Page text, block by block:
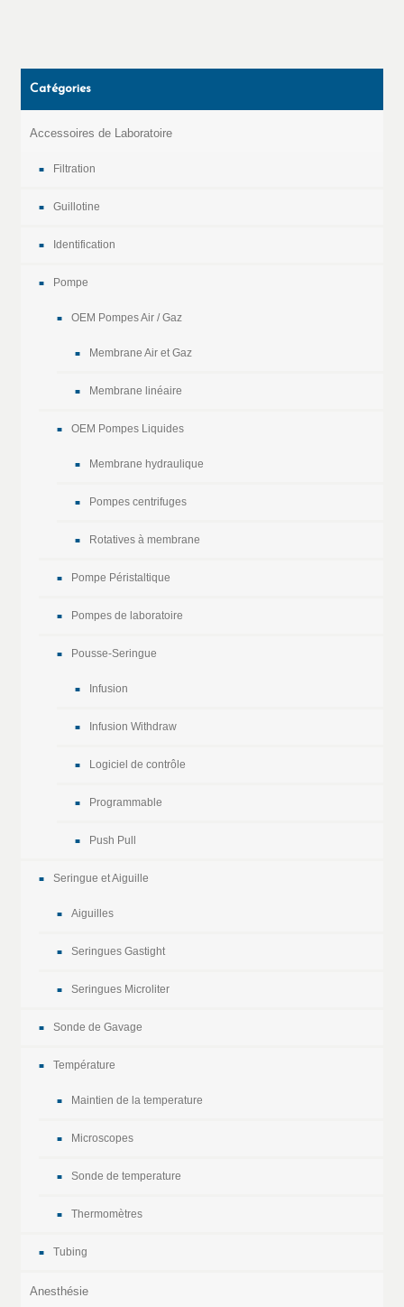
Catégories
Accessoires de Laboratoire
Filtration
Guillotine
Identification
Pompe
OEM Pompes Air / Gaz
Membrane Air et Gaz
Membrane linéaire
OEM Pompes Liquides
Membrane hydraulique
Pompes centrifuges
Rotatives à membrane
Pompe Péristaltique
Pompes de laboratoire
Pousse-Seringue
Infusion
Infusion Withdraw
Logiciel de contrôle
Programmable
Push Pull
Seringue et Aiguille
Aiguilles
Seringues Gastight
Seringues Microliter
Sonde de Gavage
Température
Maintien de la temperature
Microscopes
Sonde de temperature
Thermomètres
Tubing
Anesthésie